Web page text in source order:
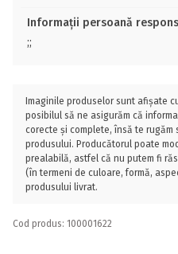
Informații persoană
;;
Imaginile produselor sunt afișate
posibilul să ne asigurăm că
corecte și complete, însă te
produsului. Producătorul poate
prealabilă, astfel că nu putem fi
(în termeni de culoare, formă,
produsului livrat.
Cod produs: 100001622